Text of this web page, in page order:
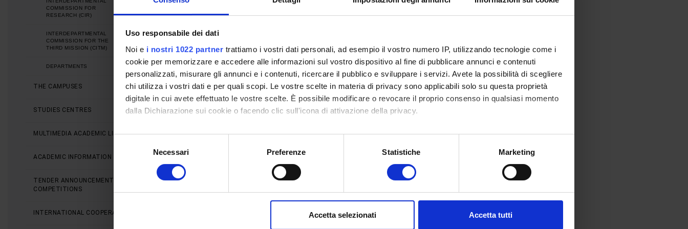
Uso responsabile dei dati
Noi e i nostri 1022 partner trattiamo i vostri dati personali, ad esempio il vostro numero IP, utilizzando tecnologie come i
cookie per memorizzare e accedere alle informazioni sul vostro dispositivo al fine di pubblicare annunci e contenuti
personalizzati, misurare gli annunci e i contenuti, ricercare il pubblico e sviluppare i servizi. Avete la possibilità di scegliere
chi utilizza i vostri dati e per quali scopi. Le vostre scelte in materia di privacy sono applicabili solo su questa proprietà
digitale in cui avete effettuato le vostre scelte. È possibile modificare o revocare il proprio consenso in qualsiasi momento
dalla Dichiarazione sui cookie o facendo clic sull'icona di attivazione della privacy.
Con il tuo consenso, vorremmo anche:
raccogliere informazioni sulla tua posizione geografica, con un'approssimazione di qualche metro,
digitali).
modificare o ritirare il tuo consenso in qualsiasi momento dalla Dichiarazione sui cookie.
Necessari Preferenze Statistiche Marketing
Accetta selezionati Accetta tutti
COMMISSION FOR
RESEARCH (CIR)
INTERDEPARTMENTAL
COMMISSION FOR THE
THIRD MISSION (CITM)
DEPARTMENTS
THE CAMPUSES
STUDIES CENTRES
MULTIMEDIA ACADEMIC LIBRARY
ACADEMIC INFORMATION SYSTEMS
TENDER ANNOUNCEMENTS AND
COMPETITIONS
INTERNATIONAL COOPERATION